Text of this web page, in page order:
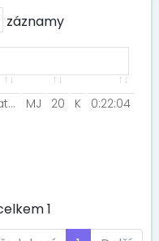
záznamy
Vejsada Matěj
MJ 20 K 0:22:04
1